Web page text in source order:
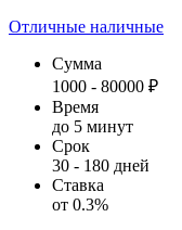
Отличные наличные
Сумма
1000 - 80000 ₽
Время
до 5 минут
Срок
30 - 180 дней
Ставка
от 0.3%